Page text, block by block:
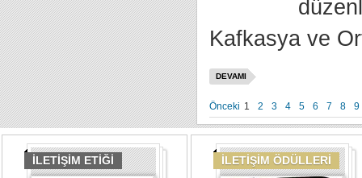
Kafkasya ve
DEVAMI
Önceki 1 2 3 4 5 6 7 8 9
İLETİŞİM ETİĞİ İLETİŞİM ÖDÜLLERİ